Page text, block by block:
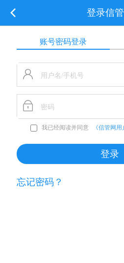
登录信
账号密码登录
我已经阅读并同意 《信管网用
忘记密码？